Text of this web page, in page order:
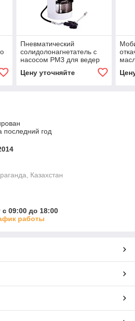
Пневматический
солидолонагнетатель с
насосом PM3 для ведер
пластина в компл.
Цену уточняйте
последний год
Казахстан
с 09:00 до 18:00
работы